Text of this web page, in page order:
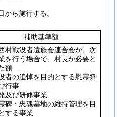
から施行する。
補助基準額
村戦没者遺族会連合会が、次
を行う場合で、村長が必要と
額
者の追悼を目的とする慰霊祭
行事
及び研修事業
碑・忠魂墓地の維持管理を目
する事業